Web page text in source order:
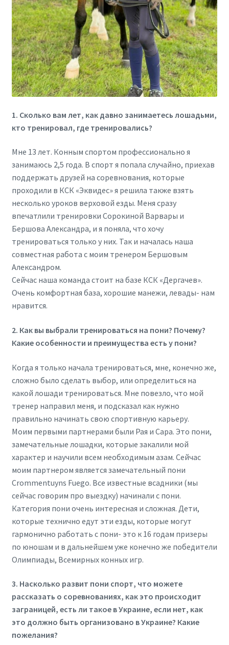
1. Сколько вам лет, как давно занимаетесь лошадьми,
кто тренировал, где тренировались?
Мне 13 лет. Конным спортом профессионально я
занимаюсь 2,5 года. В спорт я попала случайно, приехав
поддержать друзей на соревнования, которые
проходили в КСК «Эквидес» я решила также взять
несколько уроков верховой езды. Меня сразу
впечатлили тренировки Сорокиной Варвары и
Бершова Александра, и я поняла, что хочу
тренироваться только у них. Так и началась наша
совместная работа с моим тренером Бершовым
Александром.
Сейчас наша команда стоит на базе КСК «Дергачев».
Очень комфортная база, хорошие манежи, левады- нам
нравится.
2. Как вы выбрали тренироваться на пони? Почему?
Какие особенности и преимущества есть у пони?
Когда я только начала тренироваться, мне, конечно же,
сложно было сделать выбор, или определиться на
какой лошади тренироваться. Мне повезло, что мой
тренер направил меня, и подсказал как нужно
правильно начинать свою спортивную карьеру.
Моим первыми партнерами были Рая и Сара. Это пони,
замечательные лошадки, которые закалили мой
характер и научили всем необходимым азам. Сейчас
моим партнером является замечательный пони
Crommentuyns Fuego. Все известные всадники (мы
сейчас говорим про выездку) начинали с пони.
Категория пони очень интересная и сложная. Дети,
которые технично едут эти езды, которые могут
гармонично работать с пони- это к 16 годам призеры
по юношам и в дальнейшем уже конечно же победители
Олимпиады, Всемирных конных игр.
3. Насколько развит пони спорт, что можете
рассказать о соревнованиях, как это происходит
заграницей, есть ли такое в Украине, если нет, как
это должно быть организовано в Украине? Какие
пожелания?